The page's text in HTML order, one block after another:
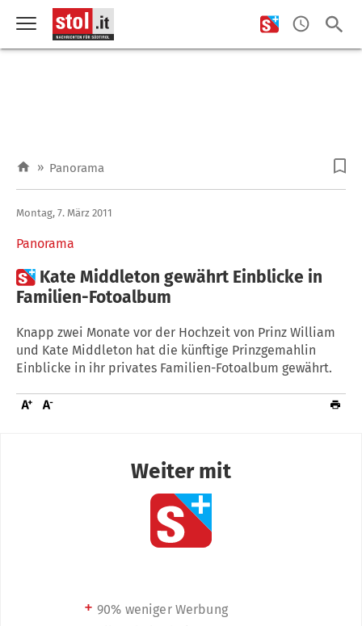
» Panorama
Panorama
Montag, 7. März 2011
 Kate Middleton gewährt Einblicke in
Familien-Fotoalbum
Knapp zwei Monate vor der Hochzeit von Prinz William
und Kate Middleton hat die künftige Prinzgemahlin
Einblicke in ihr privates Familien-Fotoalbum gewährt.